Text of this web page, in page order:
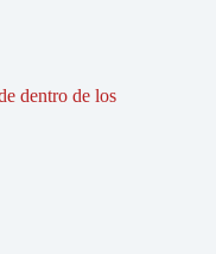
dentro de los